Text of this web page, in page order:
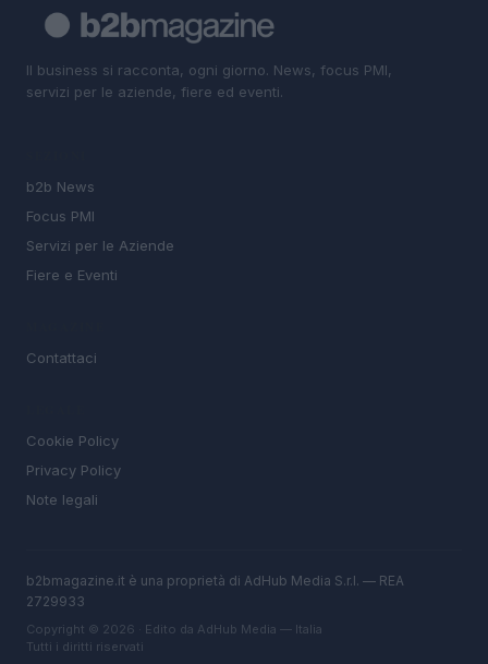
Il business si racconta, ogni giorno. News, focus PMI,
servizi per le aziende, fiere ed eventi.
b2b News
Focus PMI
Servizi per le Aziende
Fiere e Eventi
Contattaci
Cookie Policy
Privacy Policy
Note legali
b2bmagazine.it è una proprietà di AdHub Media S.r.l. — REA
2729933
Copyright © 2026 · Edito da AdHub Media — Italia
Tutti i diritti riservati